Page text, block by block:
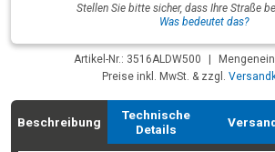
Stellen Sie bitte sicher, dass Ihre Straße
Was bedeutet das?
Artikel-Nr.: 3516ALDW500 |
Preise inkl. MwSt. & zzgl.
Beschreibung
Technische
Details